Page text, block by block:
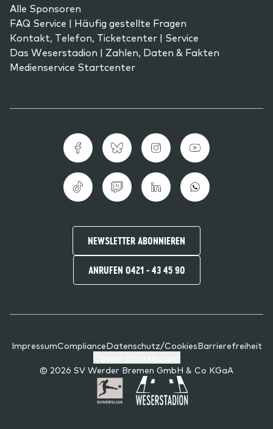
Alle Sponsoren
FAQ Service | Häufig gestellte Fragen
Kontakt, Telefon, Ticketcenter | Service
Das Weserstadion | Zahlen, Daten & Fakten
Medienservice Startcenter
NEWSLETTER ABONNIEREN
ANRUFEN 0421 - 43 45 90
ImpressumComplianceDatenschutz/CookiesBarrierefreiheit
© 2026 SV Werder Bremen GmbH & Co KGaA